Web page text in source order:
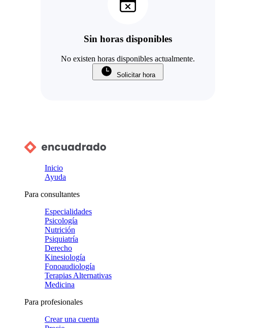
Sin horas disponibles
No existen horas disponibles actualmente.
Solicitar hora
Inicio
Ayuda
Para consultantes
Especialidades
Psicología
Nutrición
Psiquiatría
Derecho
Kinesiología
Fonoaudiología
Terapias Alternativas
Medicina
Para profesionales
Crear una cuenta